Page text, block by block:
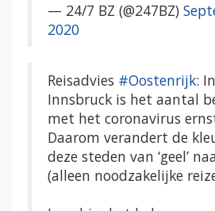
— 24/7 BZ (@247BZ)
2020
Reisadvies #Oostenrijk:
Innsbruck is het aantal
met het coronavirus
Daarom verandert de
deze steden van ‘geel’
(alleen noodzakelijke